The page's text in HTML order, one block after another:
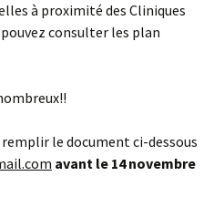
à proximité des Cliniques
consulter les plan
le document ci-dessous
avant le 14 novembre